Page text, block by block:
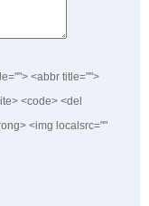
<abbr title="">
<code> <del
<img localsrc=""